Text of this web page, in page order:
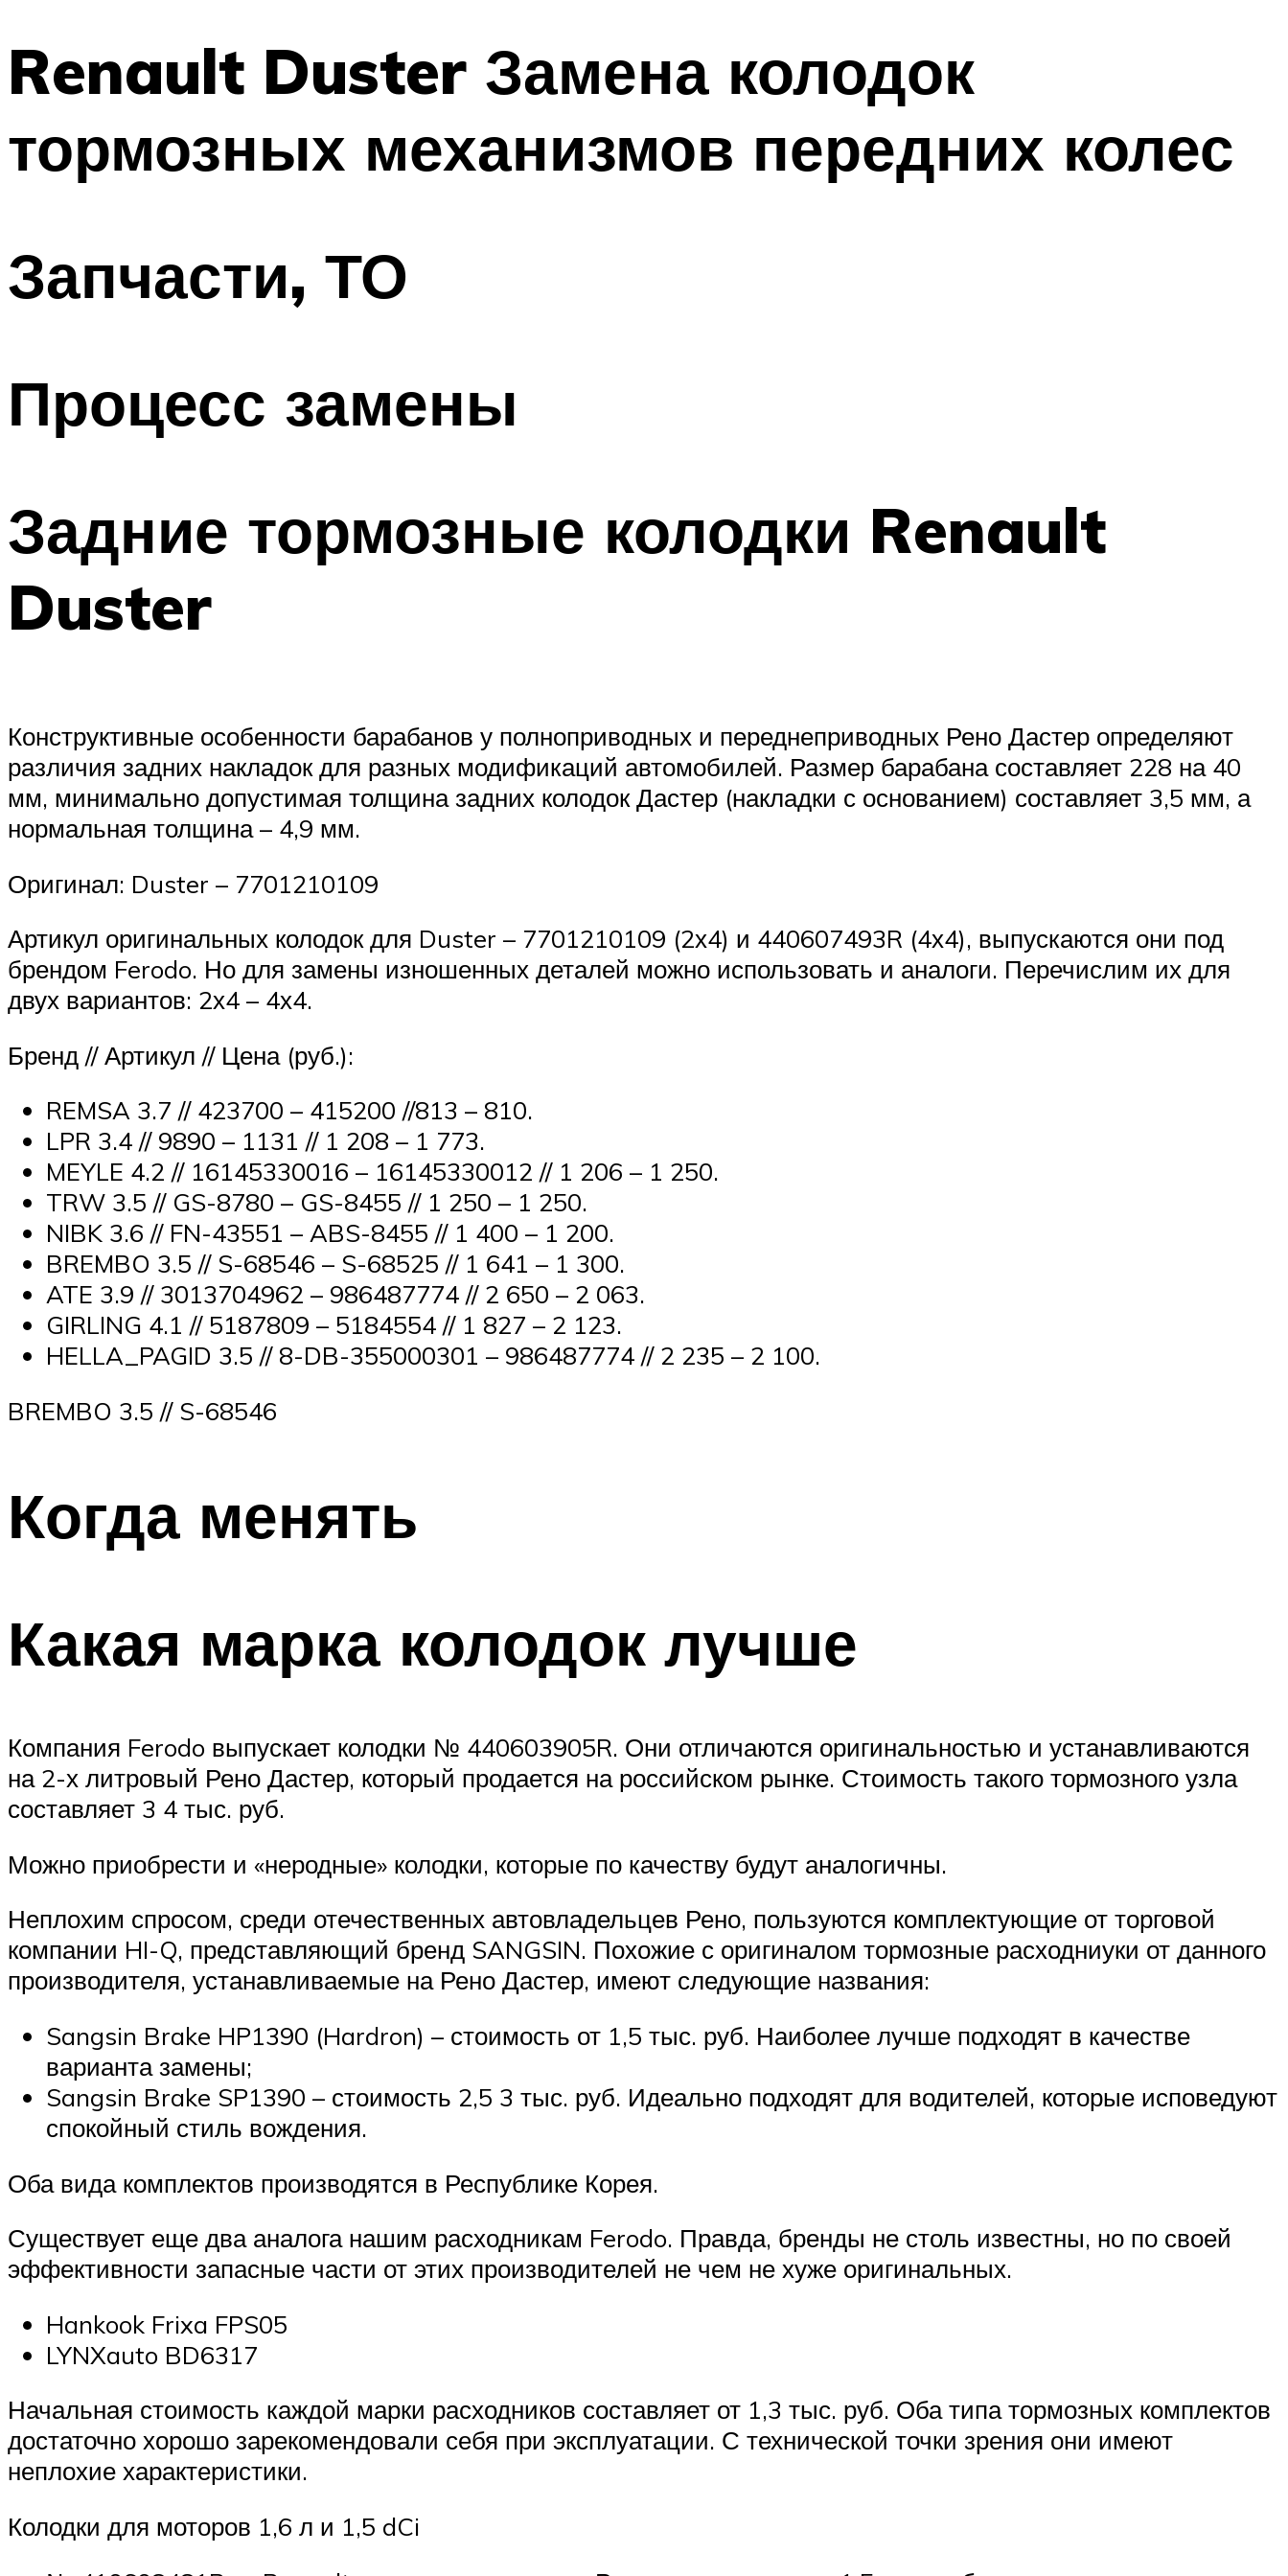
Renault Duster Замена колодок
тормозных механизмов передних колес
Запчасти, ТО
Процесс замены
Задние тормозные колодки Renault
Duster
Конструктивные особенности барабанов у полноприводных и переднеприводных Рено Дастер определяют
различия задних накладок для разных модификаций автомобилей. Размер барабана составляет 228 на 40
мм, минимально допустимая толщина задних колодок Дастер (накладки с основанием) составляет 3,5 мм, а
нормальная толщина – 4,9 мм.
Оригинал: Duster – 7701210109
Артикул оригинальных колодок для Duster – 7701210109 (2х4) и 440607493R (4х4), выпускаются они под
брендом Ferodo. Но для замены изношенных деталей можно использовать и аналоги. Перечислим их для
двух вариантов: 2х4 – 4х4.
Бренд // Артикул // Цена (руб.):
REMSA 3.7 // 423700 – 415200 //813 – 810.
LPR 3.4 // 9890 – 1131 // 1 208 – 1 773.
MEYLE 4.2 // 16145330016 – 16145330012 // 1 206 – 1 250.
TRW 3.5 // GS-8780 – GS-8455 // 1 250 – 1 250.
NIBK 3.6 // FN-43551 – ABS-8455 // 1 400 – 1 200.
BREMBO 3.5 // S-68546 – S-68525 // 1 641 – 1 300.
ATE 3.9 // 3013704962 – 986487774 // 2 650 – 2 063.
GIRLING 4.1 // 5187809 – 5184554 // 1 827 – 2 123.
HELLA_PAGID 3.5 // 8-DB-355000301 – 986487774 // 2 235 – 2 100.
BREMBO 3.5 // S-68546
Когда менять
Какая марка колодок лучше
Компания Ferodo выпускает колодки № 440603905R. Они отличаются оригинальностью и устанавливаются
на 2-х литровый Рено Дастер, который продается на российском рынке. Стоимость такого тормозного узла
составляет 3 4 тыс. руб.
Можно приобрести и «неродные» колодки, которые по качеству будут аналогичны.
Неплохим спросом, среди отечественных автовладельцев Рено, пользуются комплектующие от торговой
компании HI-Q, представляющий бренд SANGSIN. Похожие с оригиналом тормозные расходниуки от данного
производителя, устанавливаемые на Рено Дастер, имеют следующие названия:
Sangsin Brake HP1390 (Hardron) – стоимость от 1,5 тыс. руб. Наиболее лучше подходят в качестве
варианта замены;
Sangsin Brake SP1390 – стоимость 2,5 3 тыс. руб. Идеально подходят для водителей, которые исповедуют
спокойный стиль вождения.
Оба вида комплектов производятся в Республике Корея.
Существует еще два аналога нашим расходникам Ferodo. Правда, бренды не столь известны, но по своей
эффективности запасные части от этих производителей не чем не хуже оригинальных.
Hankook Frixa FPS05
LYNXauto BD6317
Начальная стоимость каждой марки расходников составляет от 1,3 тыс. руб. Оба типа тормозных комплектов
достаточно хорошо зарекомендовали себя при эксплуатации. С технической точки зрения они имеют
неплохие характеристики.
Колодки для моторов 1,6 л и 1,5 dCi